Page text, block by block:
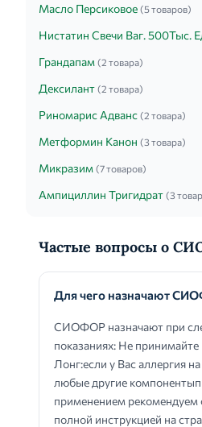
Масло Персиковое (5 товаров)
Нистатин Свечи Ваг. 500Тыс.
Грандапам (2 товара)
Дексилант (2 товара)
Риномарис Адванс (2 товара)
Метформин Канон (3 товара)
Микразим (7 товаров)
Ампициллин Тригидрат (3
Частые вопросы о
Для чего назначают
СИОФОР назначают при
показаниях: Не
Лонг:если у Вас аллергия
любые другие
применением рекомендуем
полной инструкцией на